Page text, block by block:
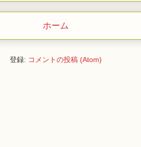
ホーム
登録: コメントの投稿 (Atom)